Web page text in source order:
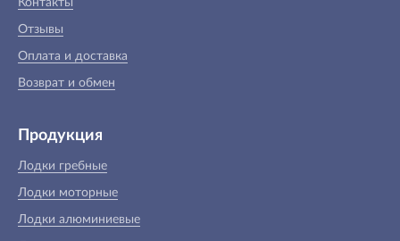
Контакты
Отзывы
Оплата и доставка
Возврат и обмен
Продукция
Лодки гребные
Лодки моторные
Лодки алюминиевые